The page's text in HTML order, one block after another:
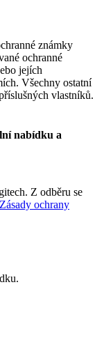
známky
ochranné
jejích
Všechny ostatní
vlastníků.
nabídku a
Z odběru se
Zásady ochrany